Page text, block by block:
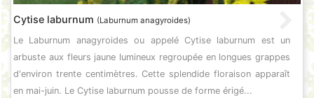
Cytise laburnum (Laburnum anagyroides)
Le Laburnum anagyroides ou appelé Cytise laburnum est un
arbuste aux fleurs jaune lumineux regroupée en longues grappes
d'environ trente centimètres. Cette splendide floraison apparaît
en mai-juin. Le Cytise laburnum pousse de forme érigé...